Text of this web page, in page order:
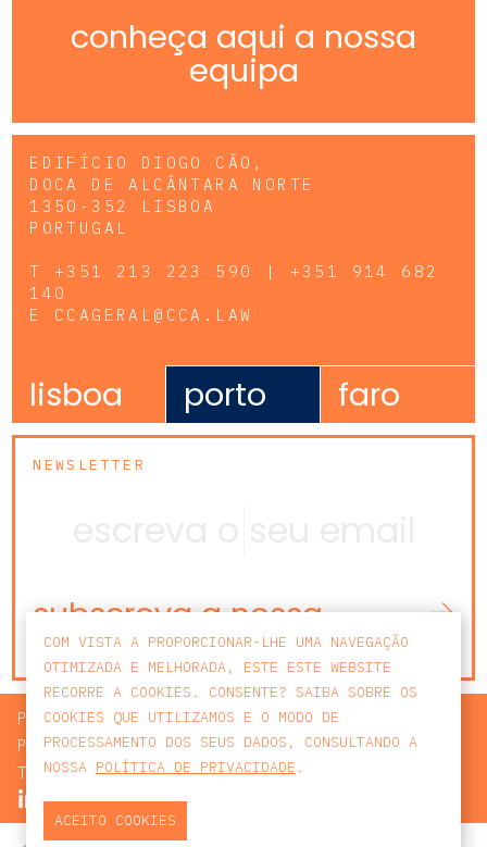
conheça aqui a nossa
equipa
EDIFÍCIO DIOGO CÃO,
DOCA DE ALCÂNTARA NORTE
1350-352 LISBOA
PORTUGAL
T +351 213 223 590 | +351 914 682
140
E CCAGERAL@CCA.LAW
lisboa porto faro
NEWSLETTER
subscreva a nossa
newsletter
PROCURAR
POLÍTICA DE PRIVACIDADE
TERMOS E CONDIÇÕES
COM VISTA A PROPORCIONAR-LHE UMA NAVEGAÇÃO
OTIMIZADA E MELHORADA, ESTE ESTE WEBSITE
RECORRE A COOKIES. CONSENTE? SAIBA SOBRE OS
COOKIES QUE UTILIZAMOS E O MODO DE
PROCESSAMENTO DOS SEUS DADOS, CONSULTANDO A
NOSSA POLÍTICA DE PRIVACIDADE .
ACEITO COOKIES